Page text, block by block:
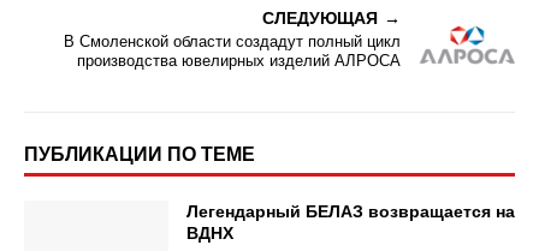
СЛЕДУЮЩАЯ
В Смоленской области создадут полный цикл
производства ювелирных изделий АЛРОСА
ПУБЛИКАЦИИ ПО ТЕМЕ
Легендарный БЕЛАЗ возвращается на
ВДНХ